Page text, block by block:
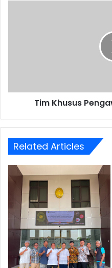
Tim Khusus
Related Articles